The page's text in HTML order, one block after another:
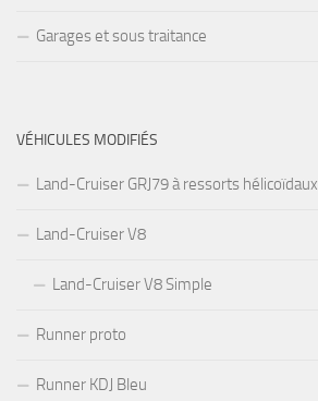
Garages et sous traitance
VÉHICULES MODIFIÉS
Land-Cruiser GRJ79 à ressorts hélicoïdaux
Land-Cruiser V8
Land-Cruiser V8 Simple
Runner proto
Runner KDJ Bleu